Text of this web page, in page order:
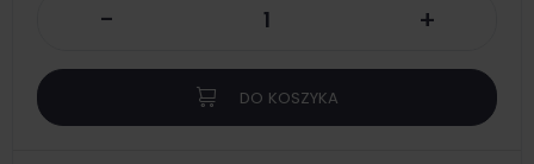
- +
DO KOSZYKA